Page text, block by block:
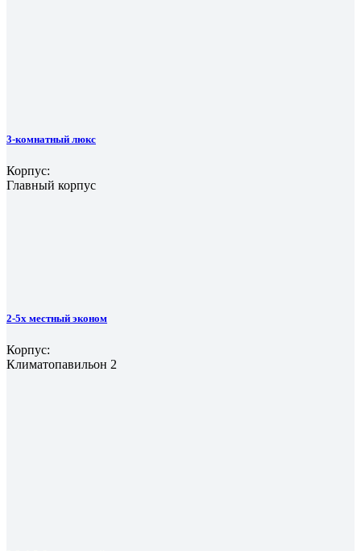
3-комнатный люкс
Корпус:
Главный корпус
2-5х местный эконом
Корпус:
Климатопавильон 2